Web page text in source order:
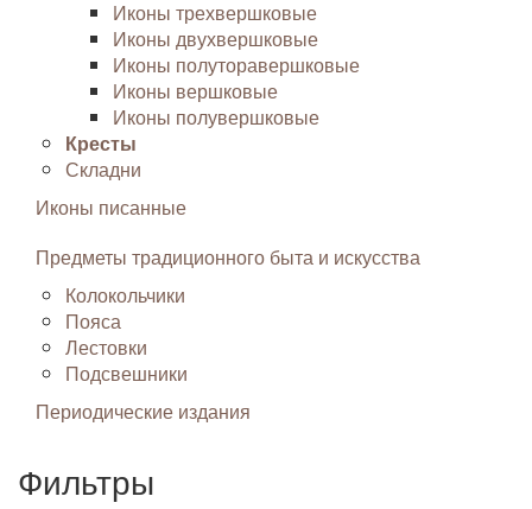
Иконы трехвершковые
Иконы двухвершковые
Иконы полуторавершковые
Иконы вершковые
Иконы полувершковые
Кресты
Складни
Иконы писанные
Предметы традиционного быта и искусства
Колокольчики
Пояса
Лестовки
Подсвешники
Периодические издания
Фильтры